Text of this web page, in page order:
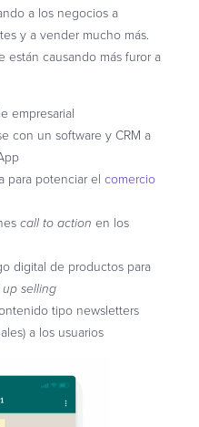
a los negocios a
y a vender mucho más.
están causando más furor a
empresarial
con un software y CRM a
para potenciar el comercio
call to action en los
digital de productos para
up selling
tipo newsletters
a los usuarios